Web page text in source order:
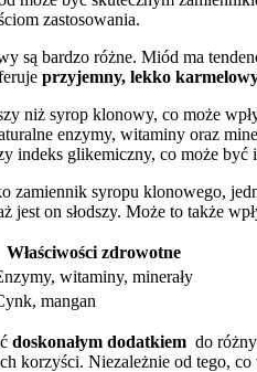
​zastosowania.
są bardzo różne. Miód ma
przyjemny, lekko
niż syrop klonowy, co może
​enzymy, witaminy oraz
indeks glikemiczny,⁣ co może
zamiennik syropu klonowego,‌
on słodszy. Może to także
Właściwości zdrowotne
witaminy, minerały
mangan
doskonałym dodatkiem
do
korzyści. Niezależnie od tego,